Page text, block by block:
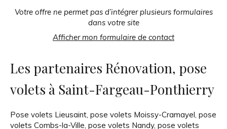
Votre offre ne permet pas d’intégrer plusieurs formulaires
dans votre site
Afficher mon formulaire de contact
Les partenaires Rénovation, pose
volets à Saint-Fargeau-Ponthierry
Pose volets Lieusaint, pose volets Moissy-Cramayel, pose
volets Combs-la-Ville, pose volets Nandy, pose volets